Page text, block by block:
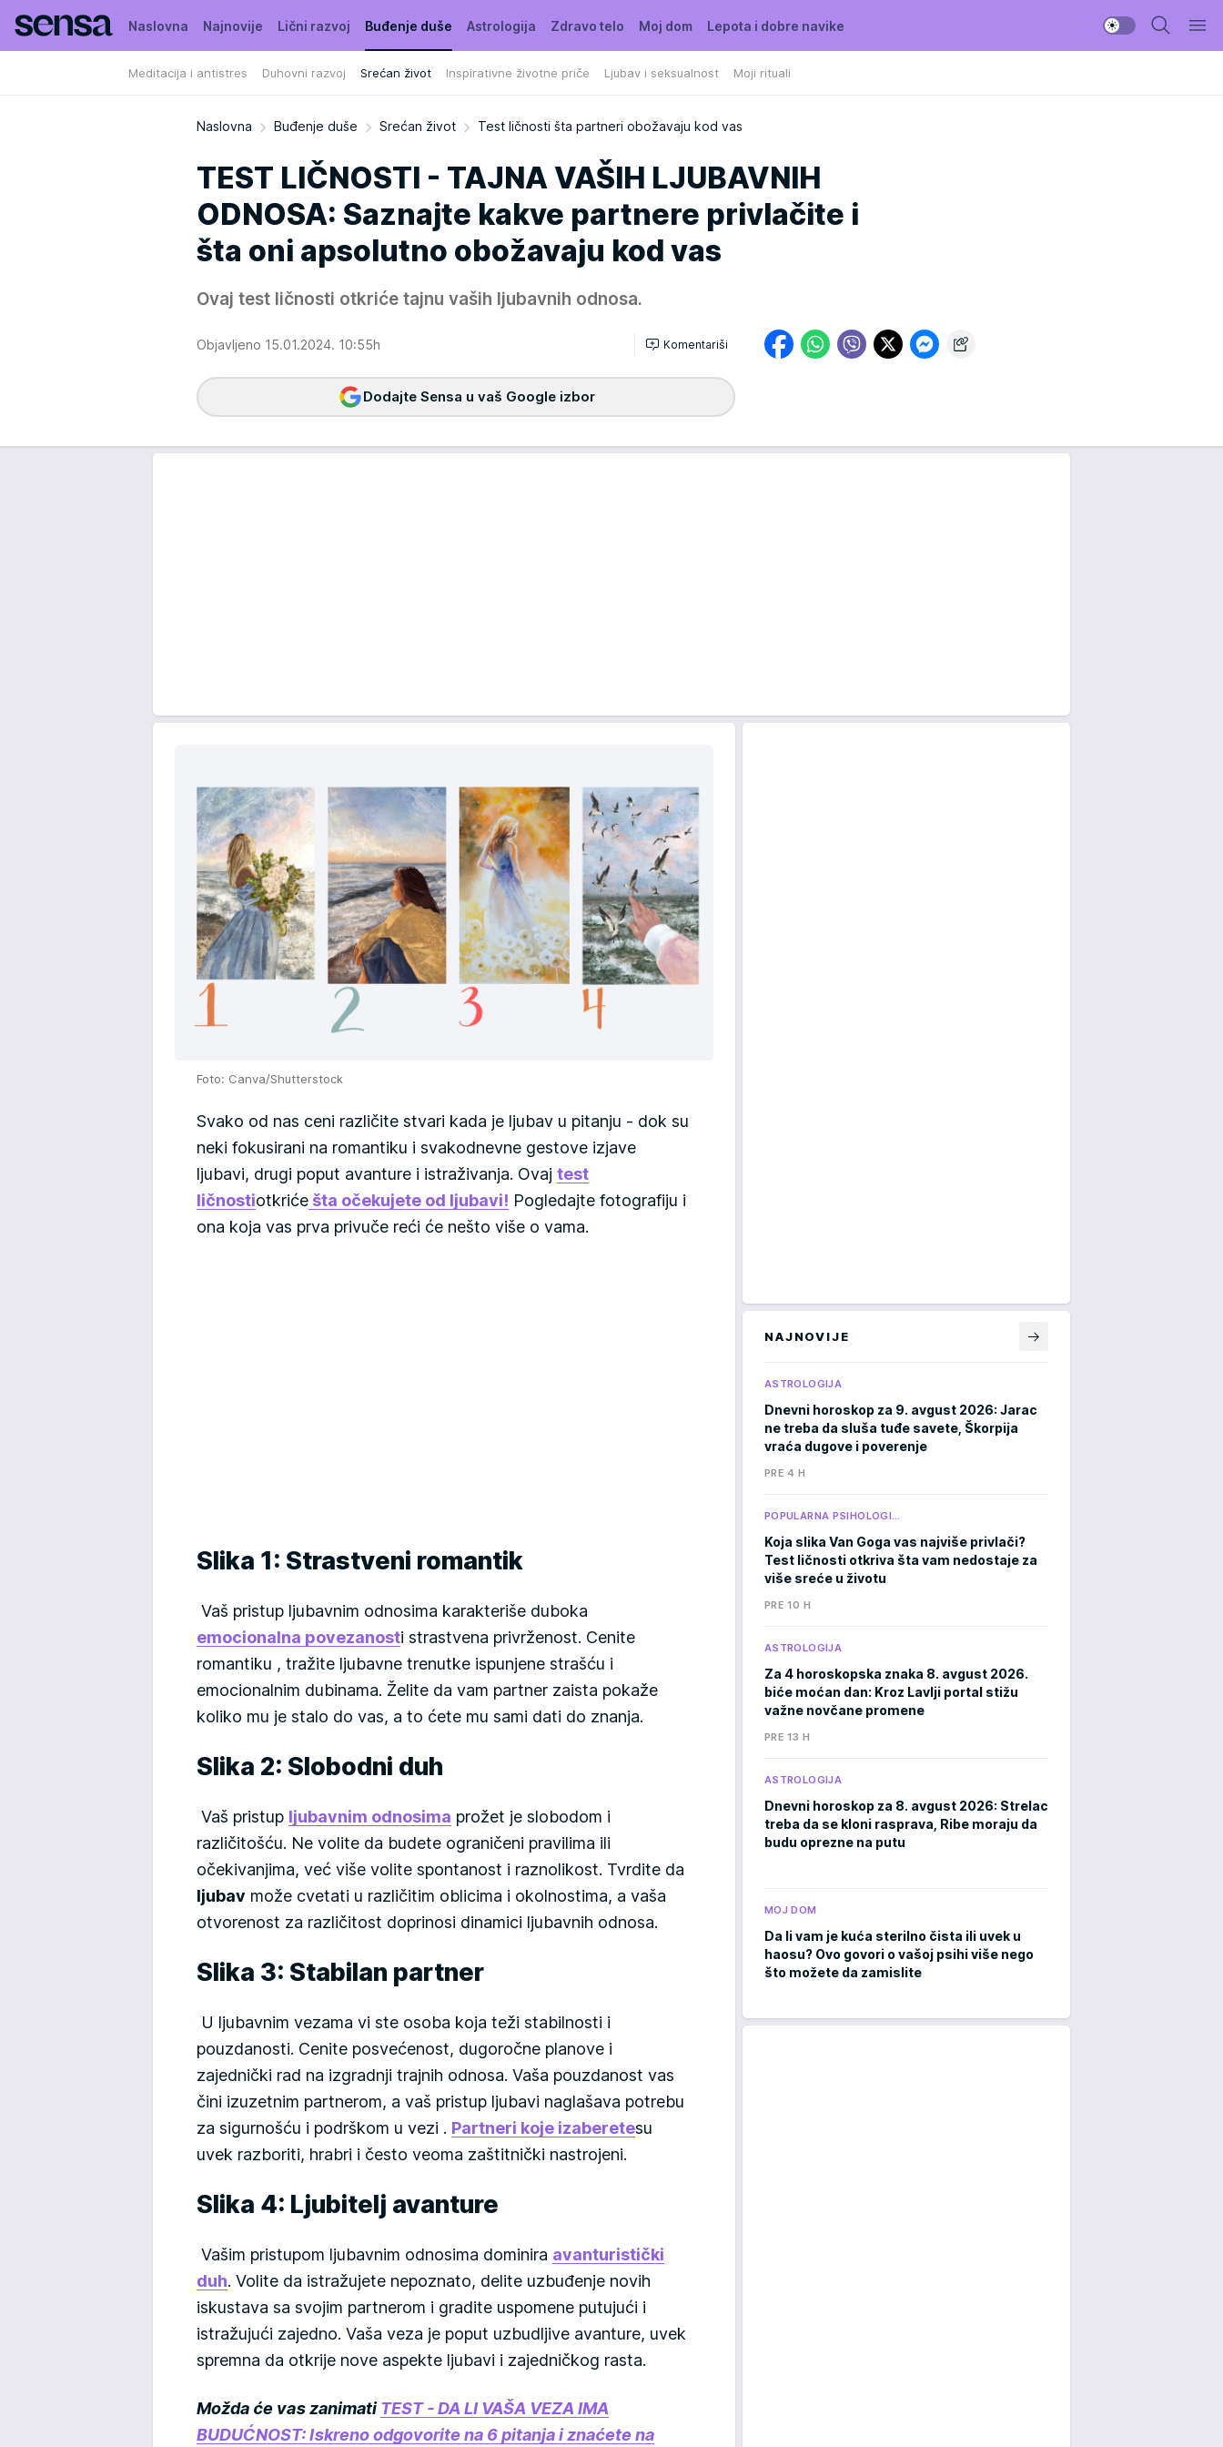
Naslovna Najnovije Lični razvoj Buđenje duše
Meditacija i antistres Duhovni razvoj Srećan život Inspirativne životne priče Ljubav i seksualnost Moji rituali
Astrologija Zdravo telo Moj dom Lepota i dobre navike
Naslovna Buđenje duše Srećan život Test ličnosti šta partneri obožavaju kod vas
TEST LIČNOSTI - TAJNA VAŠIH LJUBAVNIH
ODNOSA: Saznajte kakve partnere privlačite i
šta oni apsolutno obožavaju kod vas
Ovaj test ličnosti otkriće tajnu vaših ljubavnih odnosa.
Objavljeno 15.01.2024. 10:55h Komentariši
Dodajte Sensa u vaš Google izbor
Foto: Canva/Shutterstock
Svako od nas ceni različite stvari kada je ljubav u pitanju - dok su
neki fokusirani na romantiku i svakodnevne gestove izjave
ljubavi, drugi poput avanture i istraživanja. Ovaj test
ličnostiotkriće šta očekujete od ljubavi! Pogledajte fotografiju i
ona koja vas prva privuče reći će nešto više o vama.
Slika 1: Strastveni romantik
Vaš pristup ljubavnim odnosima karakteriše duboka
emocionalna povezanosti strastvena privrženost. Cenite
romantiku , tražite ljubavne trenutke ispunjene strašću i
emocionalnim dubinama. Želite da vam partner zaista pokaže
koliko mu je stalo do vas, a to ćete mu sami dati do znanja.
Slika 2: Slobodni duh
Vaš pristup ljubavnim odnosima prožet je slobodom i
različitošću. Ne volite da budete ograničeni pravilima ili
očekivanjima, već više volite spontanost i raznolikost. Tvrdite da
ljubav može cvetati u različitim oblicima i okolnostima, a vaša
otvorenost za različitost doprinosi dinamici ljubavnih odnosa.
Slika 3: Stabilan partner
U ljubavnim vezama vi ste osoba koja teži stabilnosti i
pouzdanosti. Cenite posvećenost, dugoročne planove i
zajednički rad na izgradnji trajnih odnosa. Vaša pouzdanost vas
čini izuzetnim partnerom, a vaš pristup ljubavi naglašava potrebu
za sigurnošću i podrškom u vezi . Partneri koje izaberetesu
uvek razboriti, hrabri i često veoma zaštitnički nastrojeni.
Slika 4: Ljubitelj avanture
Vašim pristupom ljubavnim odnosima dominira avanturistički
duh. Volite da istražujete nepoznato, delite uzbuđenje novih
iskustava sa svojim partnerom i gradite uspomene putujući i
istražujući zajedno. Vaša veza je poput uzbudljive avanture, uvek
spremna da otkrije nove aspekte ljubavi i zajedničkog rasta.
Možda će vas zanimatiTEST - DA LI VAŠA VEZA IMA
BUDUĆNOST: Iskreno odgovorite na 6 pitanja i znaćete na
NAJNOVIJE
ASTROLOGIJA
Dnevni horoskop za 9. avgust 2026: Jarac
ne treba da sluša tuđe savete, Škorpija
vraća dugove i poverenje
PRE 4 H
POPULARNA PSIHOLOGI…
Koja slika Van Goga vas najviše privlači?
Test ličnosti otkriva šta vam nedostaje za
više sreće u životu
PRE 10 H
ASTROLOGIJA
Za 4 horoskopska znaka 8. avgust 2026.
biće moćan dan: Kroz Lavlji portal stižu
važne novčane promene
PRE 13 H
ASTROLOGIJA
Dnevni horoskop za 8. avgust 2026: Strelac
treba da se kloni rasprava, Ribe moraju da
budu oprezne na putu
MOJ DOM
Da li vam je kuća sterilno čista ili uvek u
haosu? Ovo govori o vašoj psihi više nego
što možete da zamislite